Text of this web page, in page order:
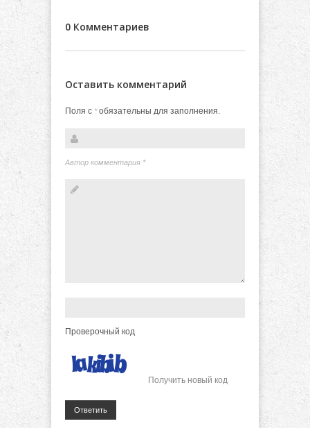
0 Комментариев
Оставить комментарий
Поля с *обязательны для заполнения.
Автор комментария *
Проверочный код
Получить новый код
Ответить